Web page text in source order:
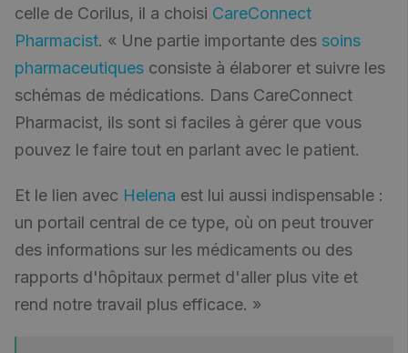
celle de Corilus, il a choisi CareConnect
Pharmacist. « Une partie importante des soins
pharmaceutiques consiste à élaborer et suivre les
schémas de médications. Dans CareConnect
Pharmacist, ils sont si faciles à gérer que vous
pouvez le faire tout en parlant avec le patient.
Et le lien avec Helena est lui aussi indispensable :
un portail central de ce type, où on peut trouver
des informations sur les médicaments ou des
rapports d'hôpitaux permet d'aller plus vite et
rend notre travail plus efficace. »